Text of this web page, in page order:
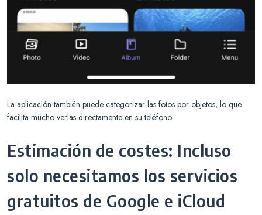
La aplicación también puede categorizar las fotos por objetos, lo que
facilita mucho verlas directamente en su teléfono.
Estimación de costes: Incluso
solo necesitamos los servicios
gratuitos de Google e iCloud